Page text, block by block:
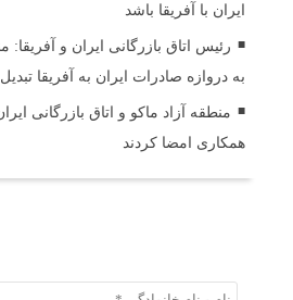
ایران با آفریقا باشد
رئیس اتاق بازرگانی ایران و آفریقا:
به دروازه صادرات ایران به آفریقا
منطقه آزاد ماکو و اتاق بازرگانی
همکاری امضا کردند